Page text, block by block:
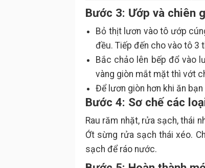
Bước 3: Ướp và chiên
Bỏ thịt lươn vào tô ướp
đều. Tiếp đến cho vào tô 3
Bắc chảo lên bếp đổ vào
vàng giòn mắt mặt thì vớt
Để lươn giòn hơn khi ăn
Bước 4: Sơ chế các
Rau răm nhặt, rửa sạch, thái
Ớt sừng rửa sạch thái xéo.
sạch để ráo nước.